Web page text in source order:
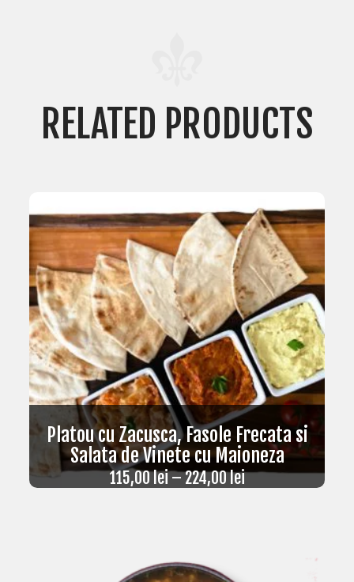
RELATED PRODUCTS
Platou cu Zacusca, Fasole Frecata si
Salata de Vinete cu Maioneza
115,00lei–224,00lei